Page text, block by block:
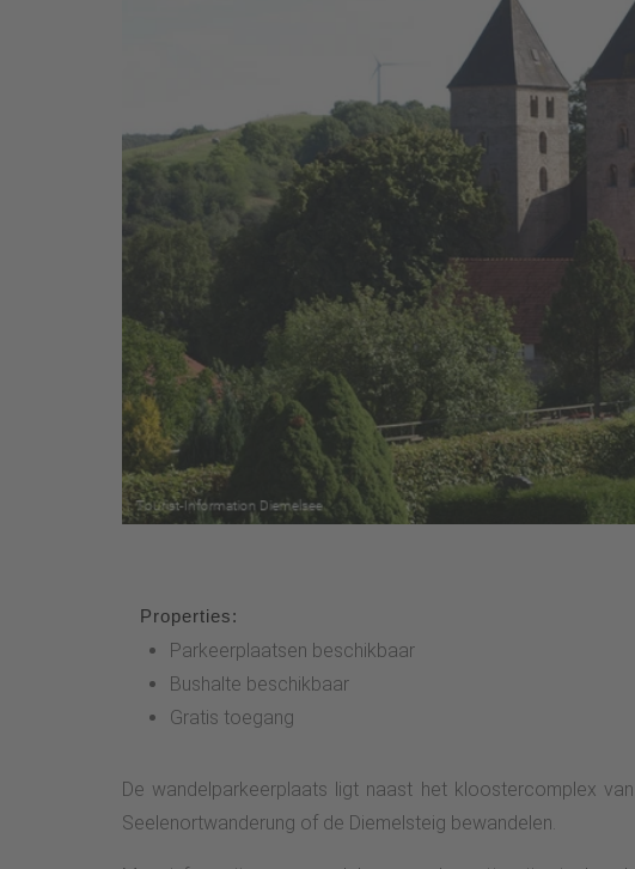
Properties:
Parkeerplaatsen beschikbaar
Bushalte beschikbaar
Gratis toegang
De wandelparkeerplaats ligt naast het kloostercomplex
Seelenortwanderung of de Diemelsteig bewandelen.